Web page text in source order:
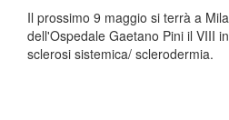
Il prossimo 9 maggio si terrà a
dell'Ospedale Gaetano Pini il VIII
sclerosi sistemica/ sclerodermia.